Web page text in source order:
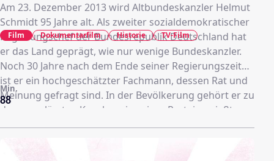
Am 23. Dezember 2013 wird Altbundeskanzler Helmut
Schmidt 95 Jahre alt. Als zweiter sozialdemokratischer
Regierungschef der Bundesrepublik Deutschland hat
er das Land geprägt, wie nur wenige Bundeskanzler.
Noch 30 Jahre nach dem Ende seiner Regierungszeit
ist er ein hochgeschätzter Fachmann, dessen Rat und
Meinung gefragt sind. In der Bevölkerung gehört er zu
den populärsten Kanzlern, in seiner Partei genießt er
höchstes Ansehen; selbst seine damaligen politischen
88
Min.
Film Dokumentarfilm Historie TV-Film